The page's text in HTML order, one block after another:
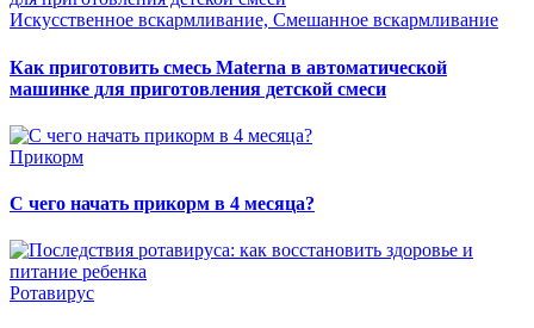
Искусственное вскармливание, Смешанное вскармливание
Как приготовить смесь Materna в автоматической
машинке для приготовления детской смеси
Прикорм
С чего начать прикорм в 4 месяца?
Ротавирус